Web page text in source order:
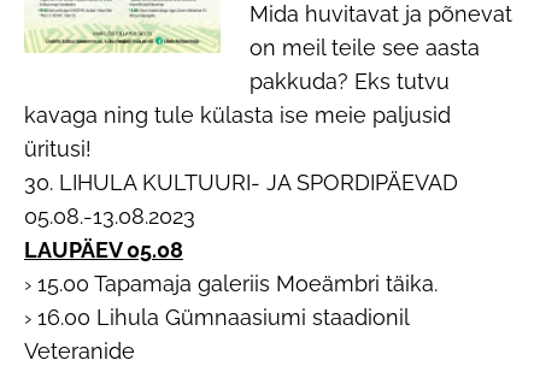
Mida huvitavat ja põnevat
on meil teile see aasta
pakkuda? Eks tutvu
kavaga ning tule külasta ise meie paljusid
üritusi!
30. LIHULA KULTUURI- JA SPORDIPÄEVAD
05.08.-13.08.2023
LAUPÄEV 05.08
› 15.00 Tapamaja galeriis Moeämbri täika.
› 16.00 Lihula Gümnaasiumi staadionil
Veteranide